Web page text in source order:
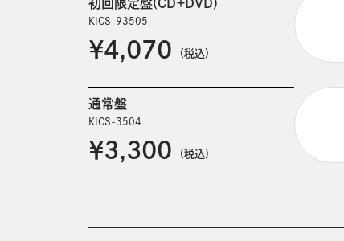
初回限定盤(CD＋DVD)
KICS-93505
￥4,070 (税込)
通常盤
KICS-3504
￥3,300 (税込)